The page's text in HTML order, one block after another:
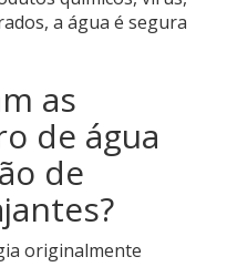
a água é segura
as
de água
de
originalmente